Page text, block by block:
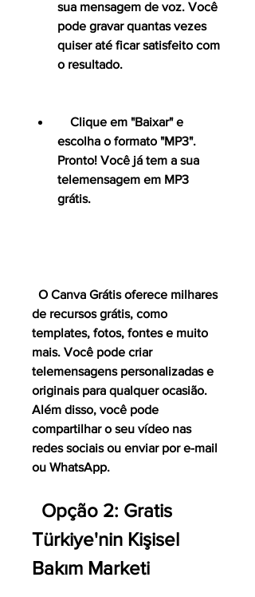
sua mensagem de voz. Você
pode gravar quantas vezes
quiser até ficar satisfeito com
o resultado.
escolha o formato "MP3".
Pronto! Você já tem a sua
telemensagem em MP3
grátis.
de recursos grátis, como
templates, fotos, fontes e muito
mais. Você pode criar
telemensagens personalizadas e
originais para qualquer ocasião.
Além disso, você pode
compartilhar o seu vídeo nas
redes sociais ou enviar por e-mail
ou WhatsApp.
Türkiye'nin Kişisel
Bakım Marketi